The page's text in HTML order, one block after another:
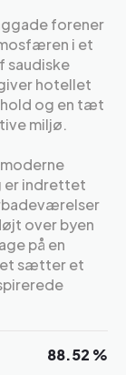
forener
i et
saudiske
hotellet
og en tæt
miljø.
er indrettet
over byen
på en
sætter et
88.52 %